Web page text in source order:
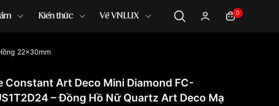
Kiến thức Về VNLUX 0
22x30mm
Constant Art Deco Mini Diamond FC-
– Đồng Hồ Nữ Quartz Art Deco Mạ